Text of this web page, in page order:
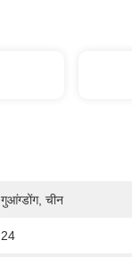
गुआंग्डोंग, चीन
24